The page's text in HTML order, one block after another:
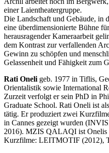
einer Laientheatergruppe.
Die Landschaft und Gebäude, in
eine überdimensionierte Bühne
herausragender Kameraarbeit
dem Kontrast zur verfallenden
Gewinn zu schöpfen und
Gelassenheit und Fähigkeit zum
Rati Oneli geb. 1977 in Tiflis,
Orientalistik sowie International
Zurzeit verfolgt er sein PhD in
Graduate School. Rati Oneli ist
tätig. Er produziert zwei
in Cannes gezeigt wurden (
2016). MZIS QALAQI ist Onelis
Kurzfilme: LEITMOTIF (2012),